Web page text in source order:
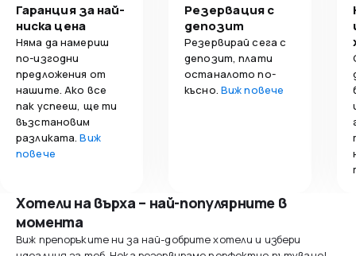
Гаранция за най-
ниска цена
Няма да намериш
по-изгодни
предложения от
нашите. Ако все
пак успееш, ще ти
възстановим
разликата.Виж
повече
Резервация с
депозит
Резервирай сега с
депозит, плати
останалото по-
късно. Виж повече
Хотели на върха – най-популярните в
момента
Виж препоръките ни за най-добрите хотели и избери